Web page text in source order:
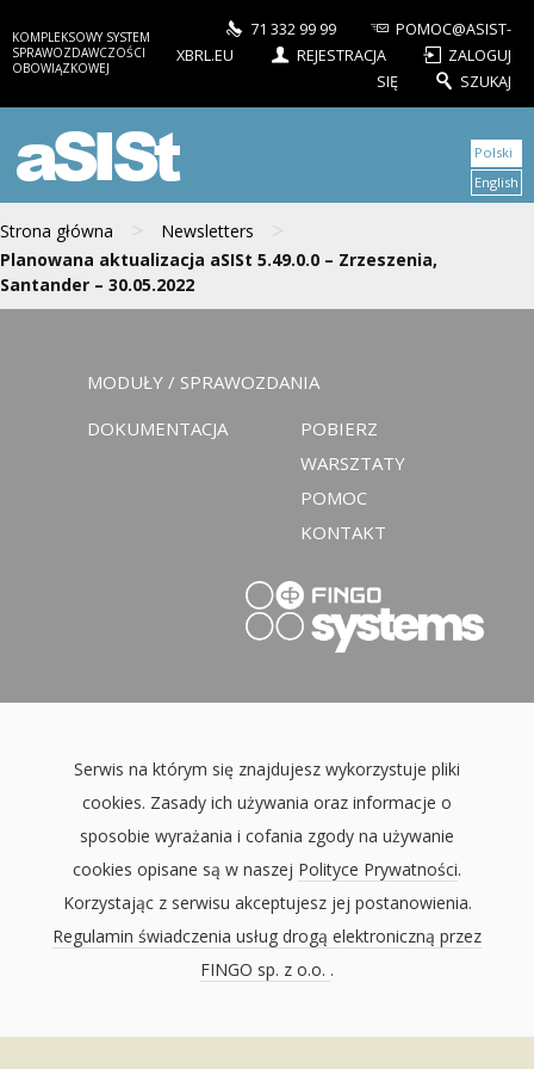
KOMPLEKSOWY SYSTEM
SPRAWOZDAWCZOŚCI
OBOWIĄZKOWEJ
71 332 99 99
POMOC@ASIST-
XBRL.EU
REJESTRACJA
ZALOGUJ
SIĘ
SZUKAJ
aSISt
Strona główna > Newsletters >
Planowana aktualizacja aSISt 5.49.0.0 – Zrzeszenia,
Santander – 30.05.2022
Polski
English
MODUŁY / SPRAWOZDANIA
DOKUMENTACJA
POBIERZ
WARSZTATY
POMOC
KONTAKT
Serwis na którym się znajdujesz wykorzystuje pliki
cookies. Zasady ich używania oraz informacje o
sposobie wyrażania i cofania zgody na używanie
cookies opisane są w naszej Polityce Prywatności.
Korzystając z serwisu akceptujesz jej postanowienia.
Regulamin świadczenia usług drogą elektroniczną przez
FINGO sp. z o.o. .